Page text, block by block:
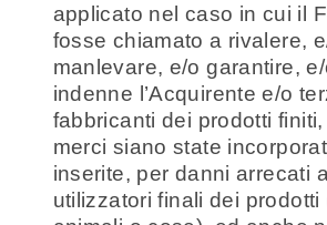
applicato nel caso in cui il
fosse chiamato a rivalere,
manlevare, e/o garantire,
indenne l’Acquirente e/o
fabbricanti dei prodotti
merci siano state
inserite, per danni arrecati
utilizzatori finali dei prodotti